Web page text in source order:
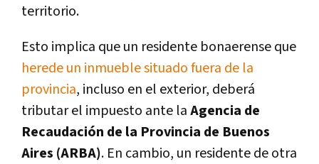
territorio.
Esto implica que un residente bonaerense que
herede un inmueble situado fuera de la
provincia, incluso en el exterior, deberá
tributar el impuesto ante laAgencia de
Recaudación de la Provincia de Buenos
Aires (ARBA). En cambio, un residente de otra